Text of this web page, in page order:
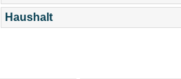
Haushalt